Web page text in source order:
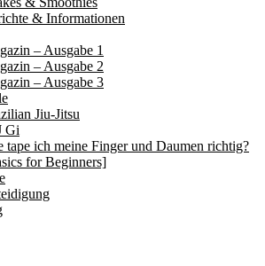
& Informationen
– Ausgabe 1
– Ausgabe 2
– Ausgabe 3
Jiu-Jitsu
Gi
tape ich meine Finger und Daumen richtig?
for Beginners]